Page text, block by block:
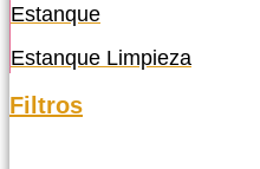
Estanque
Estanque Limpieza
Filtros